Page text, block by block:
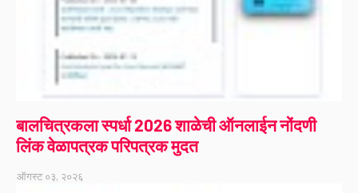
बालचित्रकला स्पर्धा 2026 शाळेची ऑनलाईन नोंदणी
लिंक वेळापत्रक परिपत्रक मुदत
ऑगस्ट ०३, २०२६